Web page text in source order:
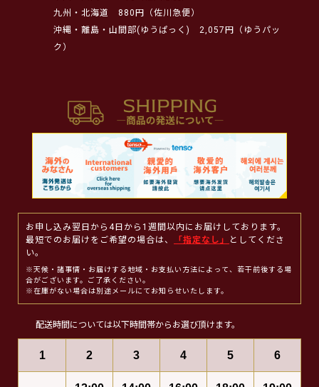
九州・北海道
880円（佐川急便）
沖縄・離島・山間部(ゆうぱっく)
2,057円（ゆうパッ
ク）
お申し込み翌日から4日から1週間以内にお届けしております。
最短でのお届けをご希望の場合は、
「指定なし」
としてくださ
い。
※天候・諸事情・お届けする地域・お支払い方法によって、若干前後する場
合がございます。ご了承ください。
※在庫がない場合は別途メールにてお知らせいたします。
配送時間については以下時間帯からお選び頂けます。
1 2 3 4 5 6